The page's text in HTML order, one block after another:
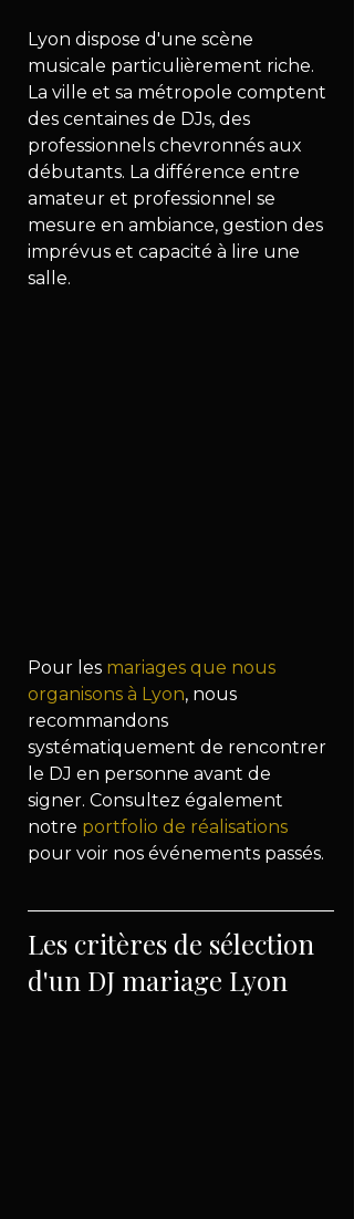
Lyon dispose d'une scène
musicale particulièrement riche.
La ville et sa métropole comptent
des centaines de DJs, des
professionnels chevronnés aux
débutants. La différence entre
amateur et professionnel se
mesure en ambiance, gestion des
imprévus et capacité à lire une
salle.
Pour les mariages que nous
organisons à Lyon, nous
recommandons
systématiquement de rencontrer
le DJ en personne avant de
signer. Consultez également
notre portfolio de réalisations
pour voir nos événements passés.
Les critères de sélection
d'un DJ mariage Lyon